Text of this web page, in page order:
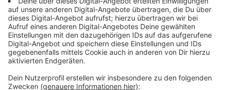
noch zu drehen. Ich glaube, das kann uns Kraft
geben für die Saison.
Martel hatte in Regensburg zunächst in der 96. Minute
für den Effzeh ausgeglichen. Zwei Minuten später traf
Johannesson zum umjubelten Sieg.